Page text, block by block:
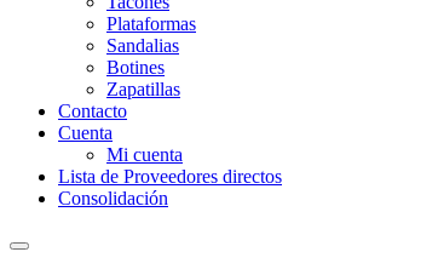
Plataformas
Sandalias
Botines
Zapatillas
Contacto
Cuenta
Mi cuenta
Lista de Proveedores directos
Consolidación